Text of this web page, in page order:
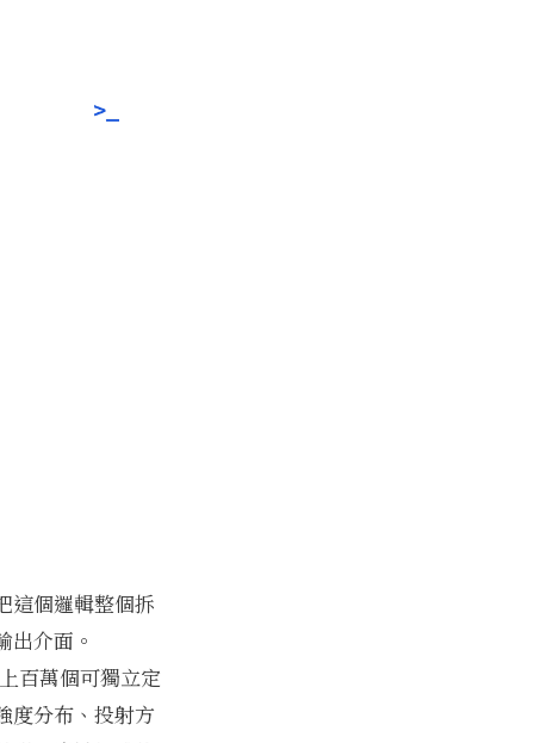
這個邏輯整個拆
介面。
百萬個可獨立定
度分布、投射方